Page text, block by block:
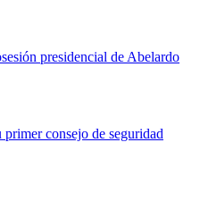
presidencial de Abelardo
consejo de seguridad